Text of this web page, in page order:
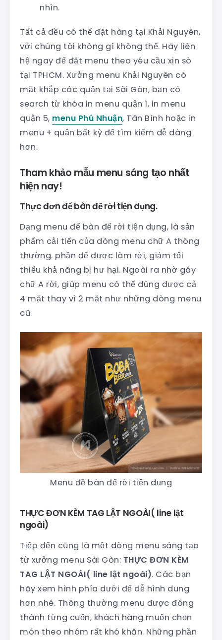
nhìn.
Tất cả đều có thể đặt hàng tại Khải Nguyên,
với chúng tôi không gì không thể. Hãy liên
hệ ngay để đặt menu theo yêu cầu xịn sò
tại TPHCM. Xưởng menu Khải Nguyên có
mặt khắp các quận tại Sài Gòn, bạn có
search từ khóa in menu quận 1, in menu
quận 5, menu Phú Nhuận, Tân Bình hoặc in
menu + quận bất kỳ để tìm kiếm dễ dàng
hơn.
Tham khảo mẫu menu sáng tạo nhất
hiện nay!
Thực đơn để bàn đế rời tiện dụng.
Dạng menu để bàn đế rời tiện dụng, là sản
phẩm cải tiến của dòng menu chữ A thông
thường. phần đế được làm rời, giảm tối
thiểu khả năng bị hư hại. Ngoài ra nhờ gáy
chữ A rời, giúp menu có thể dùng được cả
4 mặt thay vì 2 mặt như những dòng menu
cũ.
Menu đề bàn đế rời tiện dụng
THỰC ĐƠN KÈM TAG LẬT NGOÀI( line lật
ngoài)
Tiếp đến cũng là một dòng menu sáng tạo
từ xưởng menu Sài Gòn: THỰC ĐƠN KÈM
TAG LẬT NGOÀI( line lật ngoài). Các bạn
hãy xem hình phía dưới để dễ hình dung
hơn nhé. Thông thường menu được đóng
thành từng cuốn, khách hàng muốn chọn
món theo nhóm rất khó khăn. Những phần